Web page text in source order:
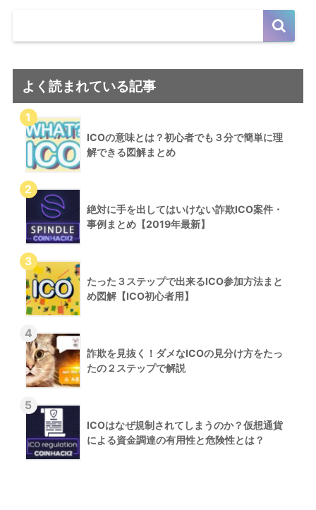
よく読まれている記事
ICOの意味とは？初心者でも３分で簡単に理
解できる図解まとめ
絶対に手を出してはいけない詐欺ICO案件・
事例まとめ【2019年最新】
たった３ステップで出来るICO参加方法まと
め図解【ICO初心者用】
詐欺を見抜く！ダメなICOの見分け方をたっ
たの２ステップで解説
ICOはなぜ規制されてしまうのか？仮想通貨
による資金調達の有用性と危険性とは？